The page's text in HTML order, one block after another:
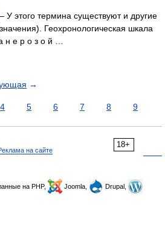
У этого термина существуют и другие
Геохронологическая шкала
е р о з о й …
→
4 5 6 7 8 9
18+
на сайте
на PHP, Joomla,
Drupal,